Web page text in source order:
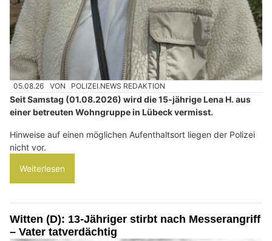
05.08.26 VON POLIZEI.NEWS REDAKTION
Seit Samstag (01.08.2026) wird die 15-jährige Lena H. aus
einer betreuten Wohngruppe in Lübeck vermisst.
Hinweise auf einen möglichen Aufenthaltsort liegen der Polizei
nicht vor.
Weiterlesen
Witten (D): 13-Jähriger stirbt nach Messerangriff
– Vater tatverdächtig